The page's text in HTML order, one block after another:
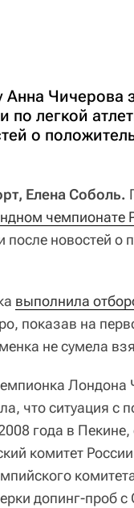
Анна Чичерова
по легкой
о
Елена Соболь.
чемпионате
новостей о
выполнила
показав на
не сумела
Лондона
что ситуация с
года в
комитет
допинг-проб